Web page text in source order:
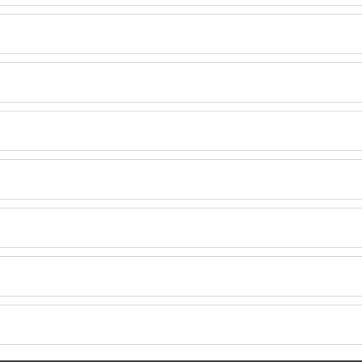
del inmueble o, en su caso, escritura pública en que
en el supuesto de proceder la devolución del
inspección tributaria.
1065/2007, de 27 de julio por el que se aprueba el
digital
el botón
los requisitos señalados enSede Electrónica /
de presentación. Posteriormente en el
al teléfono de Atención de Gestión Tributaria
sobre Bienes Inmuebles
de la Ley Reguladora de las Haciendas Locales,
en la Oficina de Gestión Tributaria
al teléfono de Atención de Gestión Tributaria